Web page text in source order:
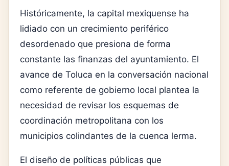
Históricamente, la capital mexiquense ha
lidiado con un crecimiento periférico
desordenado que presiona de forma
constante las finanzas del ayuntamiento. El
avance de Toluca en la conversación nacional
como referente de gobierno local plantea la
necesidad de revisar los esquemas de
coordinación metropolitana con los
municipios colindantes de la cuenca lerma.
El diseño de políticas públicas que